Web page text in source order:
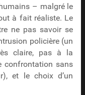
– malgré le
à fait réaliste. Le
ne pas savoir se
policière (un
claire, pas à la
confrontation sans
et le choix d’un